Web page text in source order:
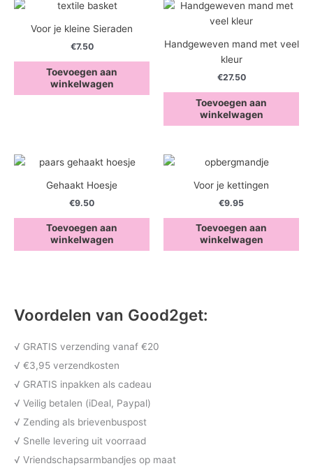
Voordelen van Good2get:
√ GRATIS verzending vanaf €20
√ €3,95 verzendkosten
√ GRATIS inpakken als cadeau
√ Veilig betalen (iDeal, Paypal)
√ Zending als brievenbuspost
√ Snelle levering uit voorraad
√ Vriendschapsarmbandjes op maat
Voor je kleine Sieraden
€7.50
Toevoegen aan
winkelwagen
Handgeweven mand met veel
kleur
€27.50
Toevoegen aan
winkelwagen
Gehaakt Hoesje
€9.50
Toevoegen aan
winkelwagen
Voor je kettingen
€9.95
Toevoegen aan
winkelwagen